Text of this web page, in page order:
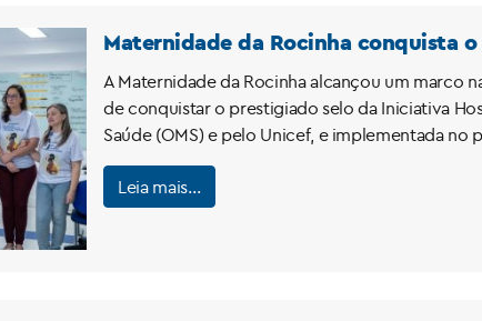
Maternidade da Rocinha conquista
A Maternidade da Rocinha alcançou um marco
de conquistar o prestigiado selo da Iniciativa
Saúde (OMS) e pelo Unicef, e implementada
Leia mais…